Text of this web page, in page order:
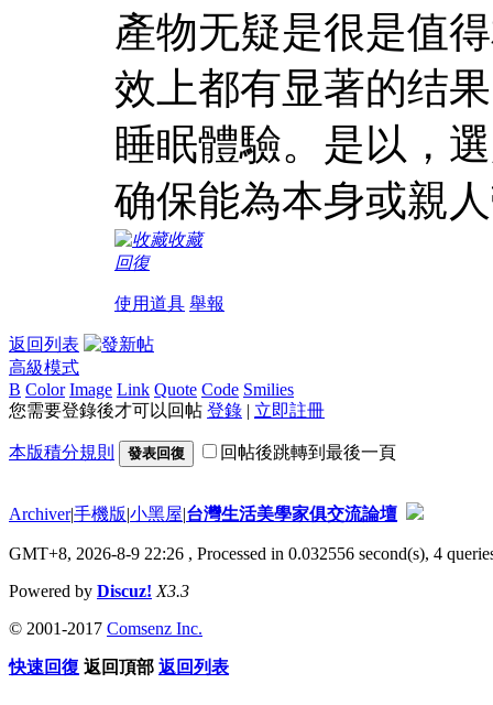
產物无疑是很是值
效上都有显著的结
睡眠體驗。是以，
确保能為本身或親
收藏
回復
使用道具 舉報
返回列表
高級模式
B Color Image Link Quote Code Smilies
您需要登錄後才可以回帖 登錄 | 立即註冊
本版積分規則 發表回復 回帖後跳轉到最後一頁
Archiver|手機版|小黑屋|台灣生活美學家俱交流論壇
GMT+8, 2026-8-9 22:26 , Processed in 0.032556 second(s), 4
Powered by Discuz! X3.3
© 2001-2017 Comsenz Inc.
快速回復 返回頂部 返回列表